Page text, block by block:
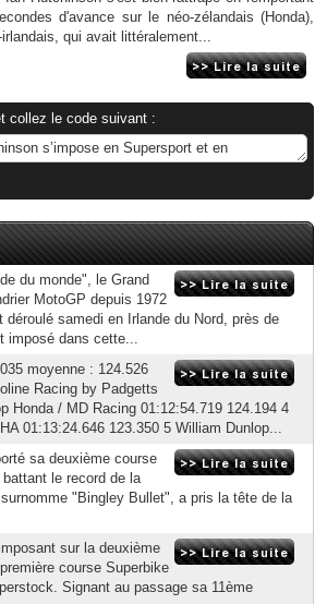
d'avance sur le néo-zélandais (Honda),
qui avait littéralement...
collez le code suivant :
du monde", le Grand
MotoGP depuis 1972
samedi en Irlande du Nord, près de
imposé dans cette...
moyenne : 124.526
Racing by Padgetts
Honda / MD Racing 01:12:54.719 124.194 4
01:13:24.646 123.350 5 William Dunlop...
sa deuxième course
le record de la
"Bingley Bullet", a pris la tête de la
sur la deuxième
course Superbike
Signant au passage sa 11ème